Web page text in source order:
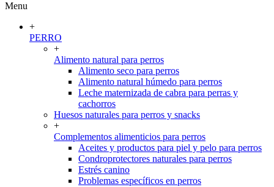
Menu
+
PERRO
+
Alimento natural para perros
Alimento seco para perros
Alimento natural húmedo para perros
Leche maternizada de cabra para perras y
cachorros
Huesos naturales para perros y snacks
+
Complementos alimenticios para perros
Aceites y productos para piel y pelo para perros
Condroprotectores naturales para perros
Estrés canino
Problemas específicos en perros